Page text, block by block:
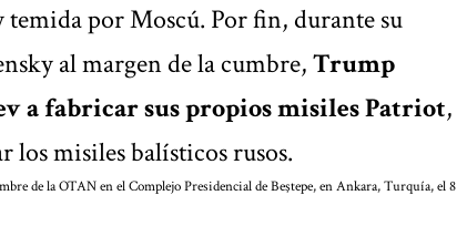
por Moscú. Por fin, durante su
al margen de la cumbre,Trump
a fabricar sus propios misiles Patriot,
los misiles balísticos rusos.
de la OTAN en el Complejo Presidencial de Beştepe, en Ankara, Turquía, el 8